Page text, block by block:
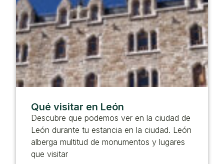
Qué visitar en León
Descubre que podemos ver en la ciudad de
León durante tu estancia en la ciudad. León
alberga multitud de monumentos y lugares
que visitar